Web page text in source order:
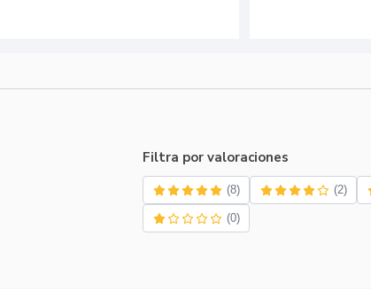
Filtra por valoraciones
(8) (2)
(0)